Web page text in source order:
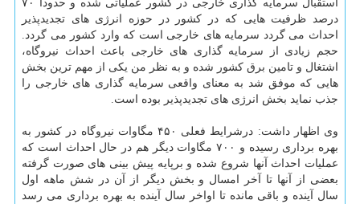
استقبال سرمایه گذاری خارجی در كشور عملیاتی شده و حدودا ۷۰
درصد ظرفیت هایی كه در كشور در حوزه انرژی های تجدیدپذیر
احداث می گردد سرمایه های خارجی است كه وارد كشور می گردد.
حجم زیادی از سرمایه گذاری های خارجی باعث احداث نیروگاه،
اشتغال و تامین برق كشور شده و به نظر من یكی از مهم ترین بخش
هایی كه موفق شد به معنای واقعی سرمایه گذاری های خارجی را
جذب نماید بخش انرژی های تجدیدپذیر بوده است.
وی اظهار داشت: درشرایط فعلی ۴۵۰ مگاوات نیروگاه در كشور به
بهره برداری رسیده و ۷۰۰ مگاوات دیگر هم در حال احداث است كه
عملیات احداث آنها شروع شده و برپایه پیش بینی های صورت گرفته
بعضی از آنها تا آخر امسال و بخش دیگر از آن در شش ماهه اول
سال آینده و باقی مانده تا اواخر سال آینده به بهره برداری می رسد